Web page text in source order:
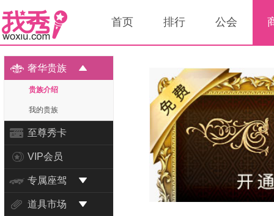
首页 排行 公会
奢华贵族
贵族介绍
我的贵族
至尊秀卡
VIP会员
专属座驾
道具市场